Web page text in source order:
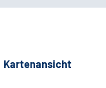
Kartenansicht